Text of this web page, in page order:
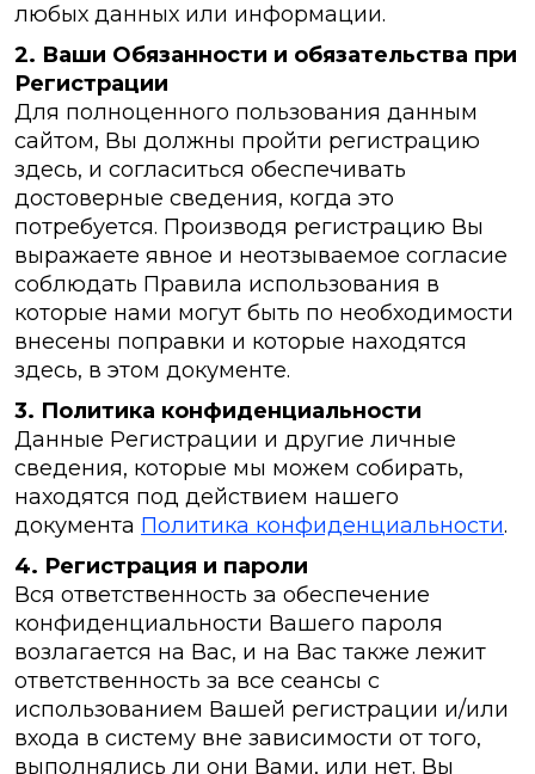
любых данных или информации.
2. Ваши Обязанности и обязательства при
Регистрации
Для полноценного пользования данным
сайтом, Вы должны пройти регистрацию
здесь, и согласиться обеспечивать
достоверные сведения, когда это
потребуется. Производя регистрацию Вы
выражаете явное и неотзываемое согласие
соблюдать Правила использования в
которые нами могут быть по необходимости
внесены поправки и которые находятся
здесь, в этом документе.
3. Политика конфиденциальности
Данные Регистрации и другие личные
сведения, которые мы можем собирать,
находятся под действием нашего
документа Политика конфиденциальности.
4. Регистрация и пароли
Вся ответственность за обеспечение
конфиденциальности Вашего пароля
возлагается на Вас, и на Вас также лежит
ответственность за все сеансы с
использованием Вашей регистрации и/или
входа в систему вне зависимости от того,
выполнялись ли они Вами, или нет. Вы